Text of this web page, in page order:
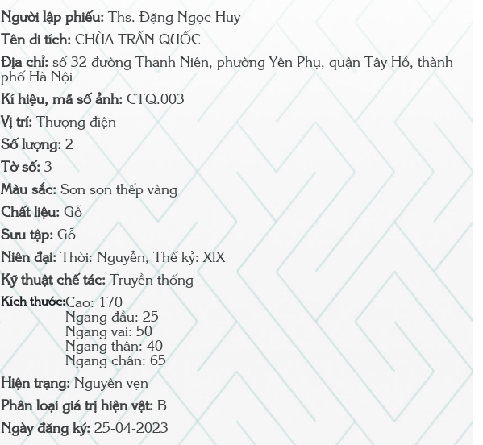
Người lập phiếu: Ths. Đặng Ngọc Huy
Tên di tích: CHÙA TRẤN QUỐC
Địa chỉ: số 32 đường Thanh Niên, phường Yên Phụ, quận Tây Hồ, thành
phố Hà Nội
Kí hiệu, mã số ảnh: CTQ.003
Vị trí: Thượng điện
Số lượng: 2
Tờ số: 3
Màu sắc:Sơn son thếp vàng
Chất liệu: Gỗ
Sưu tập: Gỗ
Niên đại: Thời: Nguyễn, Thế kỷ: XIX
Kỹ thuật chế tác:Truyền thống
Kích thước:Cao: 170
Ngang đầu: 25
Ngang vai: 50
Ngang thân: 40
Ngang chân: 65
Hiện trạng:Nguyên vẹn
Phân loại giá trị hiện vật: B
Ngày đăng ký: 25-04-2023